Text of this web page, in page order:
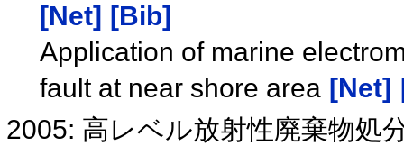
[Net] [Bib]
Application of marine
fault at near shore area [Net]
2005: 高レベル放射性廃棄物処